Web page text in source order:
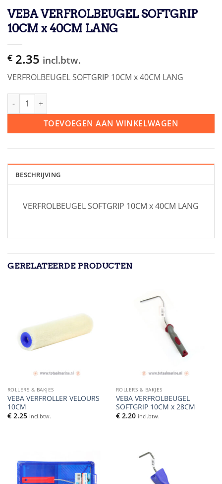
VEBA VERFROLBEUGEL SOFTGRIP
10CM x 40CM LANG
€ 2.35 incl.btw.
VERFROLBEUGEL SOFTGRIP 10CM x 40CM LANG
VEBA VERFROLBEUGEL SOFTGRIP 10CM x 40CM LANG aantal
TOEVOEGEN AAN WINKELWAGEN
BESCHRIJVING
VERFROLBEUGEL SOFTGRIP 10CM x 40CM LANG
GERELATEERDE PRODUCTEN
ROLLERS & BAKJES
VEBA VERFROLLER VELOURS
10CM
€2.25 incl.btw.
ROLLERS & BAKJES
VEBA VERFROLBEUGEL
SOFTGRIP 10CM x 28CM
€2.20 incl.btw.